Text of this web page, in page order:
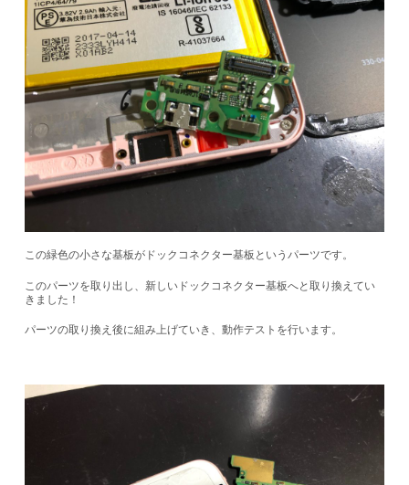
この緑色の小さな基板がドックコネクター基板というパーツです。
このパーツを取り出し、新しいドックコネクター基板へと取り換えてい
きました！
パーツの取り換え後に組み上げていき、動作テストを行います。